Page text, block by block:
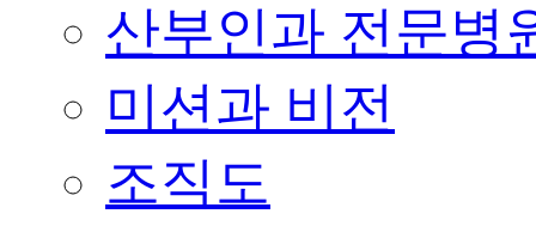
산부인과 전문병
미션과 비전
조직도